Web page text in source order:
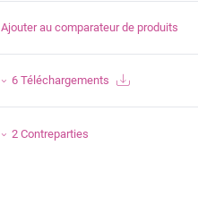
Ajouter au comparateur de produits
6 Téléchargements
2 Contreparties